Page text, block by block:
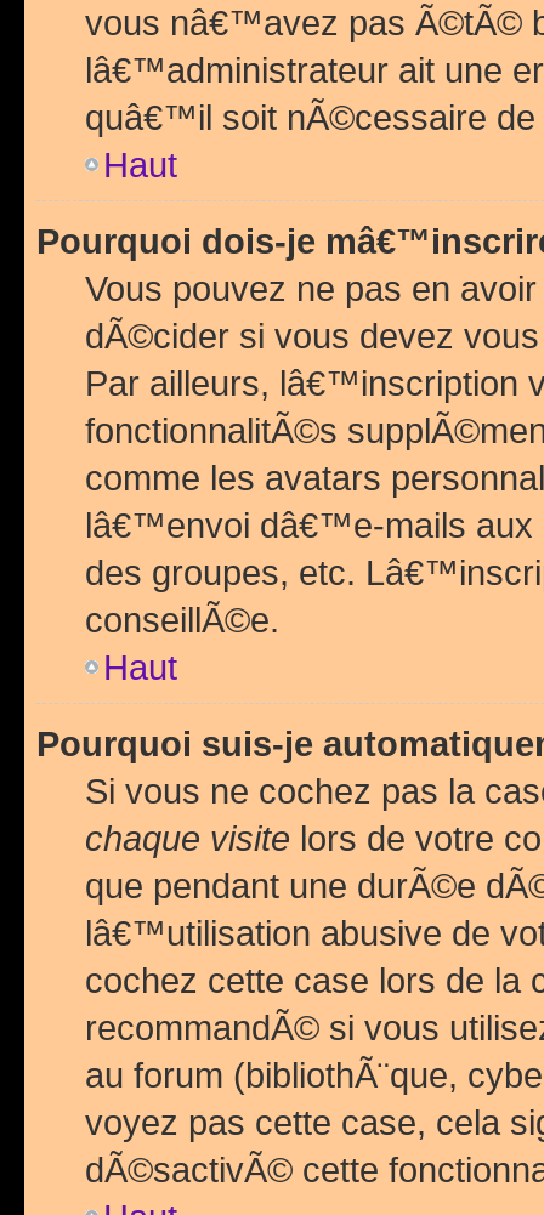
vous nâ€™avez pas Ã©tÃ©
lâ€™administrateur ait une
quâ€™il soit nÃ©cessaire de
Haut
Pourquoi dois-je
Vous pouvez ne pas en
dÃ©cider si vous devez
Par ailleurs, lâ€™inscription
fonctionnalitÃ©s
comme les avatars
lâ€™envoi dâ€™e-mails
des groupes, etc.
conseillÃ©e.
Haut
Pourquoi suis-je
Si vous ne cochez pas la
chaque visite lors de votre
que pendant une durÃ©e
lâ€™utilisation abusive de
cochez cette case lors de
recommandÃ© si vous
au forum (bibliothÃ¨que,
voyez pas cette case, cela
dÃ©sactivÃ© cette